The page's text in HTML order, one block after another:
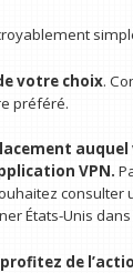
votre choix.
préféré.
VPN.
consulter
États-Unis dans
de